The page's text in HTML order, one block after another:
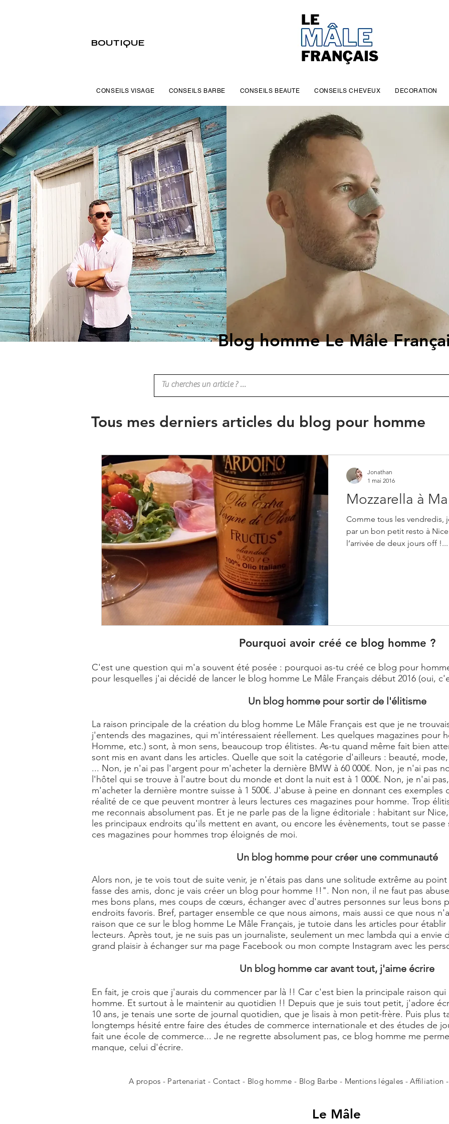
BOUTIQUE
Blog homme Le Mâle
Tous mes derniers articles du blog pour homme
Mozzarella à
Comme tous les vendredis,
par un bon petit resto à
l’arrivée de deux jours off !...
Jonathan
1 mai 2016
Pourquoi avoir créé ce blog homme ?
C'est une question qui m'a souvent été posée : pourquoi as-tu créé ce blog pour
pour lesquelles j'ai décidé de lancer le blog homme Le Mâle Français début 2016 (oui,
Un blog homme pour sortir de l'élitisme
La raison principale de la création du blog homme Le Mâle Français est que je ne
j'entends des magazines, qui m'intéressaient réellement. Les quelques magazines pour
Homme, etc.) sont, à mon sens, beaucoup trop élitistes. As-tu quand même fait bien
sont mis en avant dans les articles. Quelle que soit la catégorie d'ailleurs : beauté,
... Non, je n'ai pas l'argent pour m'acheter la dernière BMW à 60 000€. Non, je n'ai pas
l'hôtel qui se trouve à l'autre bout du monde et dont la nuit est à 1 000€. Non, je n'ai
m'acheter la dernière montre suisse à 1 500€. J'abuse à peine en donnant ces
réalité de ce que peuvent montrer à leurs lectures ces magazines pour homme. Trop
me reconnais absolument pas. Et je ne parle pas de la ligne éditoriale : habitant sur
les principaux endroits qu'ils mettent en avant, ou encore les évènements, tout se
ces magazines pour hommes trop éloignés de moi.
Un blog homme pour créer une communauté
Alors non, je te vois tout de suite venir, je n'étais pas dans une solitude extrême au
fasse des amis, donc je vais créer un blog pour homme !!". Non non, il ne faut pas
mes bons plans, mes coups de cœurs, échanger avec d'autres personnes sur leus bons
endroits favoris. Bref, partager ensemble ce que nous aimons, mais aussi ce que nous
raison que ce sur le blog homme Le Mâle Français, je tutoie dans les articles pour
lecteurs. Après tout, je ne suis pas un journaliste, seulement un mec lambda qui a envie
grand plaisir à échanger sur ma page Facebook ou mon compte Instagram avec les
Un blog homme car avant tout, j'aime écrire
En fait, je crois que j'aurais du commencer par là !! Car c'est bien la principale raison
homme. Et surtout à le maintenir au quotidien !! Depuis que je suis tout petit, j'adore
10 ans, je tenais une sorte de journal quotidien, que je lisais à mon petit-frère. Puis plus
longtemps hésité entre faire des études de commerce internationale et des études de
fait une école de commerce... Je ne regrette absolument pas, ce blog homme me
manque, celui d'écrire.
CONSEILS VISAGE CONSEILS BARBE CONSEILS BEAUTE CONSEILS CHEVEUX DECORATION
A propos - Partenariat- Contact- Blog homme - Blog Barbe - Mentions légales -Affiliation
Le Mâle